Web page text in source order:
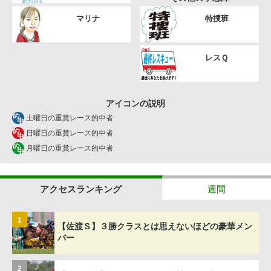
マリナ 特捜班
レスＱ
アイコンの説明
土曜日の重賞レース的中者
日曜日の重賞レース的中者
月曜日の重賞レース的中者
アクセスランキング 週間
1
【佐渡Ｓ】３勝クラスとは思えないほどの豪華メン
バー
2